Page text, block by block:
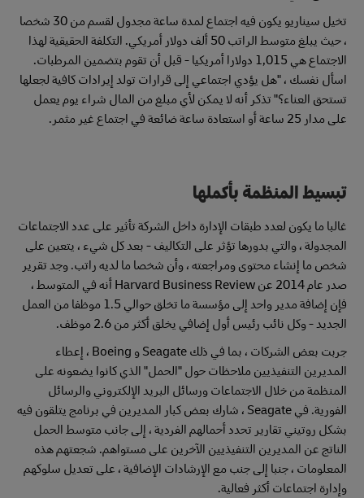
تخيل سيناريو يكون فيه اجتماع لمدة ساعة مجدول لقسم من 30 شخصا
، حيث يبلغ متوسط الراتب 50 ألف دولار أمريكي. التكلفة الحقيقية لهذا
الاجتماع هي 1,015 دولارا أمريكيا - قبل أن تقوم بتضمين المرطبات.
اسأل نفسك ، "هل يؤدي اجتماعي إلى قرارات تولد إيرادات كافية لجعلها
تستحق العناء؟" تذكر أنه لا يمكن لأي مبلغ من المال شراء يوم يعمل
على مدار 25 ساعة أو استعادة ساعة ضائعة في اجتماع غير مثمر.
تبسيط المنظمة بأكملها
غالبا ما يكون لعدد طبقات الإدارة داخل الشركة تأثير على عدد الاجتماعات
المجدولة ، والتي بدورها تؤثر على التكاليف - بعد كل شيء ، يتعين على
شخص ما إنشاء محتوى ومراجعته ، وأن شخصا ما لديه راتب. وجد تقرير
صدر عام 2014 عن Harvard Business Review أنه في المتوسط ،
فإن إضافة مدير واحد إلى مؤسسة ما تخلق حوالي 1.5 موظفا من العمل
الجديد - وكل نائب رئيس أول إضافي يخلق أكثر من 2.6 موظف.
جربت بعض الشركات ، بما في ذلك Seagate و Boeing ، إعطاء
المديرين التنفيذيين ملاحظات حول "الحمل" الذي كانوا يضعونه على
المنظمة من خلال الاجتماعات ورسائل البريد الإلكتروني والرسائل
الفورية. في Seagate ، شارك بعض كبار المديرين في برنامج يتلقون فيه
بشكل روتيني تقارير تحدد أحمالهم الفردية ، إلى جانب متوسط الحمل
الناتج عن المديرين التنفيذيين الآخرين على مستواهم. شجعتهم هذه
المعلومات ، جنبا إلى جنب مع الإرشادات الإضافية ، على تعديل سلوكهم
وإدارة اجتماعات أكثر فعالية.